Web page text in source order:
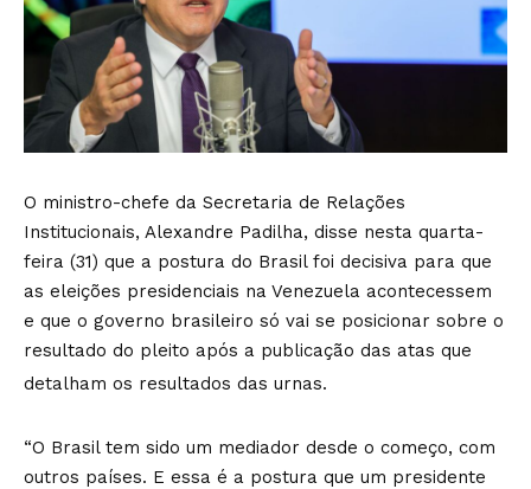
O ministro-chefe da Secretaria de Relações
Institucionais, Alexandre Padilha, disse nesta quarta-
feira (31) que a postura do Brasil foi decisiva para que
as eleições presidenciais na Venezuela acontecessem
e que o governo brasileiro só vai se posicionar sobre o
resultado do pleito após a publicação das atas que
detalham os resultados das urnas.
“O Brasil tem sido um mediador desde o começo, com
outros países. E essa é a postura que um presidente